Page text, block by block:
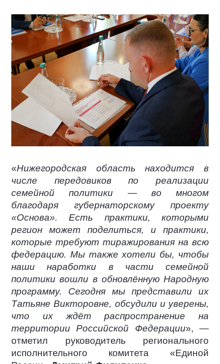
«Нижегородская область находится в
числе передовиков по реализации
семейной политики — во многом
благодаря губернаторскому проекту
«Основа». Есть практики, которыми
регион может поделиться, и практики,
которые требуют тиражирования на всю
федерацию. Мы также хотели бы, чтобы
наши наработки в части семейной
политики вошли в обновлённую Народную
программу. Сегодня мы представили их
Татьяне Викторовне, обсудили и уверены,
что их ждёт распространение на
территории Российской Федерации», —
отметил руководитель регионального
исполнительного комитета «Единой